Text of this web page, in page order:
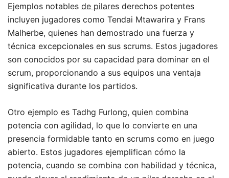
Ejemplos notables de pilares derechos potentes
incluyen jugadores como Tendai Mtawarira y Frans
Malherbe, quienes han demostrado una fuerza y
técnica excepcionales en sus scrums. Estos jugadores
son conocidos por su capacidad para dominar en el
scrum, proporcionando a sus equipos una ventaja
significativa durante los partidos.
Otro ejemplo es Tadhg Furlong, quien combina
potencia con agilidad, lo que lo convierte en una
presencia formidable tanto en scrums como en juego
abierto. Estos jugadores ejemplifican cómo la
potencia, cuando se combina con habilidad y técnica,